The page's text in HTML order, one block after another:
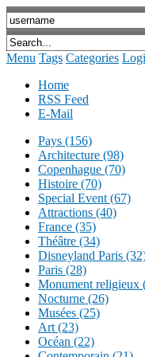
Menu Tags Categories
Home
RSS Feed
E-Mail
Pays (156)
Architecture (98)
Copenhague (70)
Histoire (70)
Special Event (67)
Attractions (40)
France (35)
Théâtre (34)
Disneyland Paris
Paris (28)
Monument religieux
Nocturne (26)
Musées (25)
Art (23)
Océan (22)